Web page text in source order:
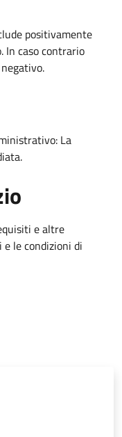
positivamente
In caso contrario
La
e altre
le condizioni di